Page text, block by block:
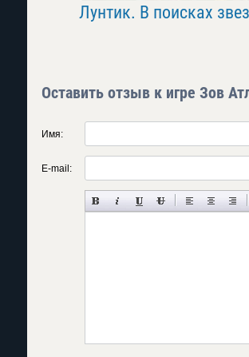
Лунтик. В поисках
Оставить отзыв к игре Зов
Имя:
E-mail: